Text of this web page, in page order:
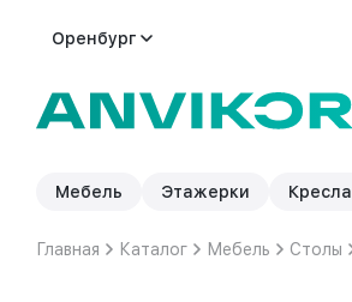
Оренбург
Мебель Этажерки Кресла
Главная Каталог Мебель Столы